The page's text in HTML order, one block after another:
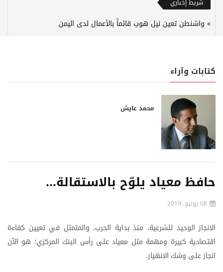
شريط إخباري
واشنطن تعين نيل هوب قائماً بالأعمال لدى اليمن
كتابات وآراء
محمد عايش
حافظ معياد يلوّح بالاستقالة...
08 يونيو, 2019
الانجاز الوحيد للشرعية، منذ بداية الحرب، والمتمثل في تعيين كفاءة
اقتصادية كبيرة ومهمة مثل معياد على رأس البنك المركزي؛ هو الآن
انجازعلى وشك الانهيار.